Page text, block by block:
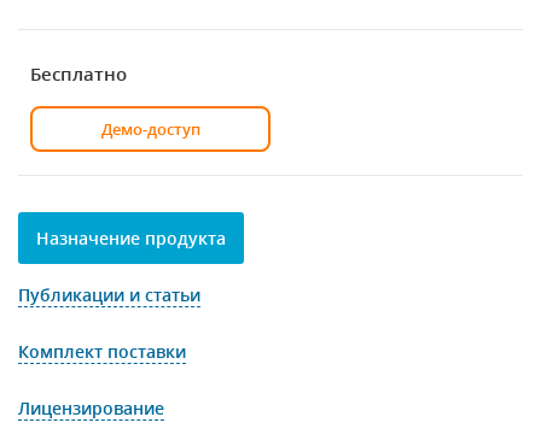
Бесплатно
Демо-доступ
Назначение продукта
Публикации и статьи
Комплект поставки
Лицензирование